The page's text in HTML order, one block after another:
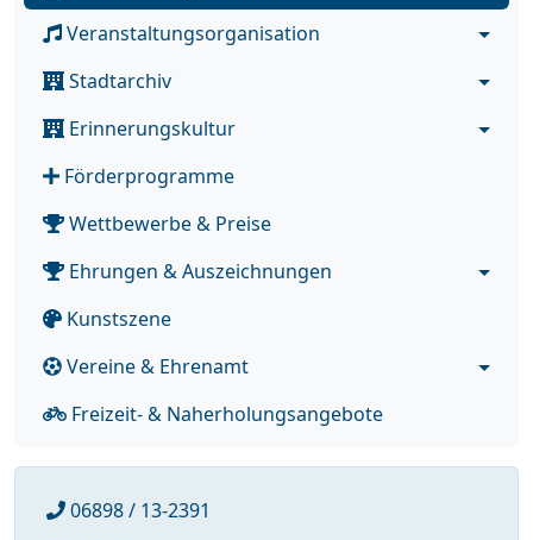
Veranstaltungsorganisation
Stadtarchiv
Erinnerungskultur
Förderprogramme
Wettbewerbe & Preise
Ehrungen & Auszeichnungen
Kunstszene
Vereine & Ehrenamt
Freizeit- & Naherholungsangebote
06898 / 13-2391